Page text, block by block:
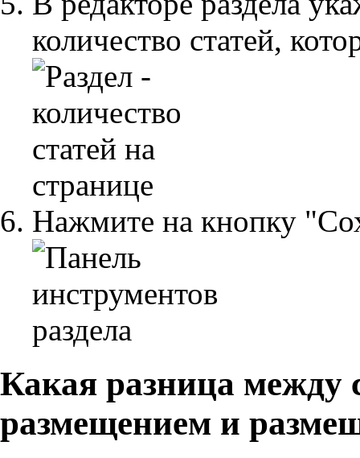
количество статей,
Нажмите на кнопку
Какая разница между
размещением и